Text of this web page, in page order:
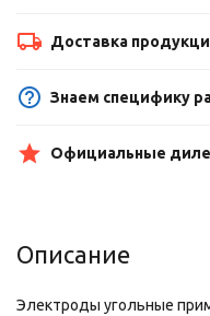
Доставка
Знаем специфику
Официальные
Описание
Электроды угольные